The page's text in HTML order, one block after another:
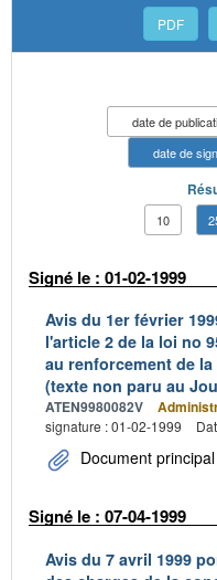
PDF
date de
date de
10
Signé le : 01-02-1999
Avis du 1er février
l'article 2 de la loi no
au renforcement de
(texte non paru au
ATEN9980082V
signature : 01-02-1999
Document principal
Signé le : 07-04-1999
Avis du 7 avril 1999